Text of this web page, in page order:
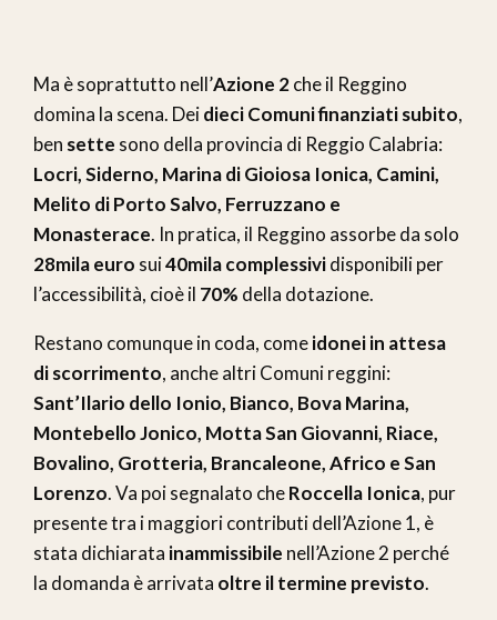
Ma è soprattutto nell’Azione 2che il Reggino
domina la scena. Deidieci Comuni finanziati subito,
ben sette sono della provincia di Reggio Calabria:
Locri, Siderno, Marina di Gioiosa Ionica, Camini,
Melito di Porto Salvo, Ferruzzano e
Monasterace. In pratica, il Reggino assorbe da solo
28mila euro sui40mila complessividisponibili per
l’accessibilità, cioè il 70% della dotazione.
Restano comunque in coda, comeidonei in attesa
di scorrimento, anche altri Comuni reggini:
Sant’Ilario dello Ionio, Bianco, Bova Marina,
Montebello Jonico, Motta San Giovanni, Riace,
Bovalino, Grotteria, Brancaleone, Africo e San
Lorenzo. Va poi segnalato cheRoccella Ionica, pur
presente tra i maggiori contributi dell’Azione 1, è
stata dichiarata inammissibile nell’Azione 2 perché
la domanda è arrivata oltre il termine previsto.